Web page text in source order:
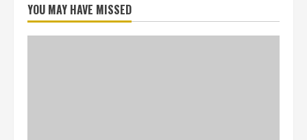
YOU MAY HAVE MISSED